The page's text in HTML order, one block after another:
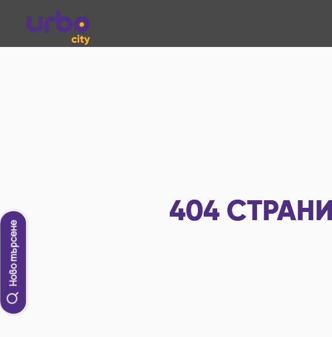
Ново търсене
404